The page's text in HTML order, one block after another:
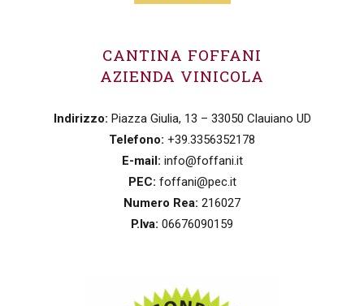
CANTINA FOFFANI
AZIENDA VINICOLA
Indirizzo: Piazza Giulia, 13 – 33050 Clauiano UD
Telefono: +39.3356352178
E-mail: info@foffani.it
PEC: foffani@pec.it
Numero Rea: 216027
P.Iva: 06676090159